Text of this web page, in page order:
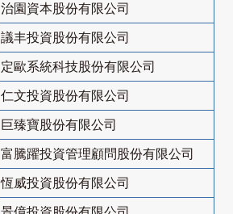
治園資本股份有限公司
議丰投資股份有限公司
定歐系統科技股份有限公司
仁文投資股份有限公司
巨臻寶股份有限公司
富騰躍投資管理顧問股份有限公司
恆威投資股份有限公司